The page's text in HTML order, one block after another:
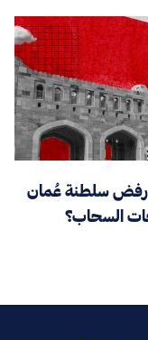
رفض سلطنة عُمان
السحاب؟